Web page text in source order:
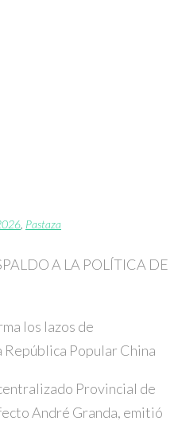
Pastaza
A LA POLÍTICA DE
los lazos de
República Popular China
Provincial de
André Granda, emitió